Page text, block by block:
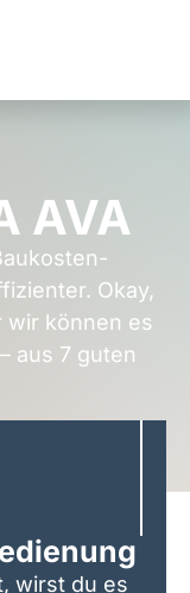
AVA
Okay,
wir können es
aus 7 guten
wirst du es